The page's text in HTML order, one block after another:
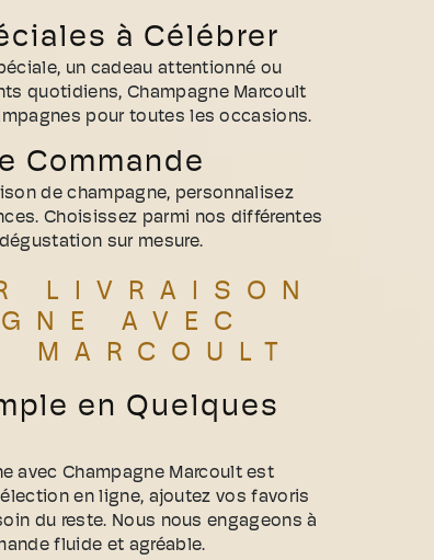
à Célébrer
un cadeau attentionné ou
quotidiens, Champagne Marcoult
pour toutes les occasions.
Commande
de champagne, personnalisez
Choisissez parmi nos différentes
sur mesure.
LIVRAISON
AVEC
MARCOULT
en Quelques
avec Champagne Marcoult est
en ligne, ajoutez vos favoris
du reste. Nous nous engageons à
fluide et agréable.